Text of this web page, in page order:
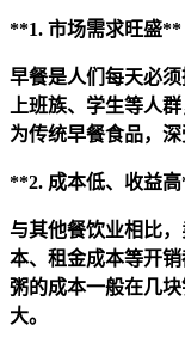
**1. 市场需求旺盛**
早餐是人们每天必
上班族、学生等人
为传统早餐食品，
**2. 成本低、收益
与其他餐饮业相比
本、租金成本等开
粥的成本一般在几
大。